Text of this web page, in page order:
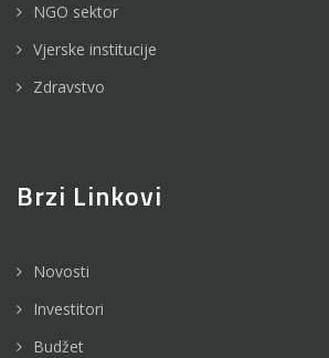
NGO sektor
Vjerske institucije
Zdravstvo
Brzi Linkovi
Novosti
Investitori
Budžet